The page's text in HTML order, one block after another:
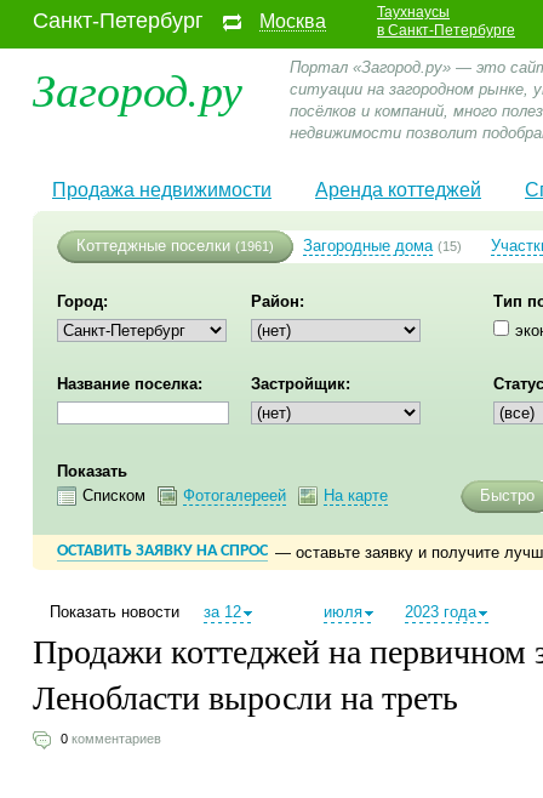
Санкт-Петербург Москва
Таухнаусы
в Санкт-Петербурге
Загород.ру
Портал «Загород.ру» — это
ситуации на загородном
посёлков и компаний, много
недвижимости позволит
Продажа недвижимости Аренда коттеджей
Коттеджные поселки (1961) Загородные дома (15)
Город: Район:
Тип
Название поселка: Застройщик:
Показать
Списком
Фотогалереей На карте Быстро
ОСТАВИТЬ ЗАЯВКУ НА СПРОС — оставьте заявку и получите
Показать новости за 12 июля 2023 года
Продажи коттеджей на первичном
Ленобласти выросли на треть
0 комментариев